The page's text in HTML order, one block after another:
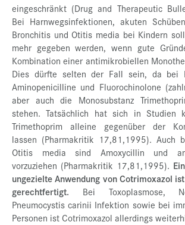
eingeschränkt (Drug and Therapeutic
Bei Harnwegsinfektionen, akuten
Bronchitis und Otitis media bei Kindern
mehr gegeben werden, wenn gute
Kombination einer antimikrobiellen
Dies dürfte selten der Fall sein, da bei
Aminopenicilline und Fluorochinolone
aber auch die Monosubstanz
stehen. Tatsächlich hat sich in Studien
Trimethoprim alleine gegenüber der
lassen (Pharmakritik 17,81,1995). Auch
Otitis media sind Amoxycillin und
vorzuziehen (Pharmakritik 17,81,1995).
ungezielte Anwendung von Cotrimoxazol
gerechtfertigt. Bei Toxoplasmose,
Pneumocystis carinii Infektion sowie bei
Personen ist Cotrimoxazol allerdings